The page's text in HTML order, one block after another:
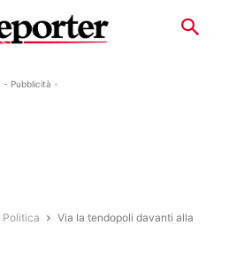
- Pubblicità -
Politica
Via la tendopoli davanti alla